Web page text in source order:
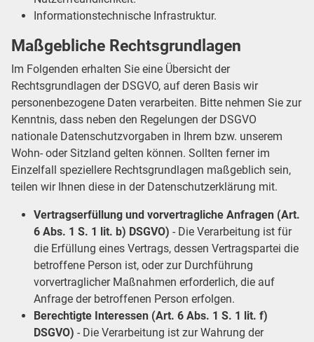
Informationstechnische Infrastruktur.
Maßgebliche Rechtsgrundlagen
Im Folgenden erhalten Sie eine Übersicht der
Rechtsgrundlagen der DSGVO, auf deren Basis wir
personenbezogene Daten verarbeiten. Bitte nehmen Sie zur
Kenntnis, dass neben den Regelungen der DSGVO
nationale Datenschutzvorgaben in Ihrem bzw. unserem
Wohn- oder Sitzland gelten können. Sollten ferner im
Einzelfall speziellere Rechtsgrundlagen maßgeblich sein,
teilen wir Ihnen diese in der Datenschutzerklärung mit.
Vertragserfüllung und vorvertragliche Anfragen (Art.
6 Abs. 1 S. 1 lit. b) DSGVO) - Die Verarbeitung ist für
die Erfüllung eines Vertrags, dessen Vertragspartei die
betroffene Person ist, oder zur Durchführung
vorvertraglicher Maßnahmen erforderlich, die auf
Anfrage der betroffenen Person erfolgen.
Berechtigte Interessen (Art. 6 Abs. 1 S. 1 lit. f)
DSGVO) - Die Verarbeitung ist zur Wahrung der